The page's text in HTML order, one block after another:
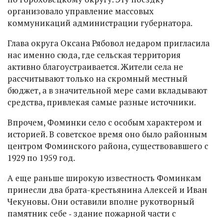
организовало управление массовых
коммуникаций администрации губернатора.
Глава округа Оксана Рябовол недаром пригласила
нас именно сюда, где сельская территория
активно благоустраивается. Жители села не
рассчитывают только на скромный местный
бюджет, а в значительной мере сами вкладывают
средства, привлекая самые разные источники.
Впрочем, Фоминки село с особым характером и
историей. В советское время оно было районным
центром Фоминского района, существовавшего с
1929 по 1959 год.
А еще раньше широкую известность Фоминкам
принесли два брата-крестьянина Алексей и Иван
Чекуновы. Они оставили вполне рукотворный
памятник себе ‑ здание пожарной части с